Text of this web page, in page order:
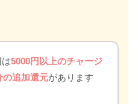
5000円以上のチャージ
の追加還元があります